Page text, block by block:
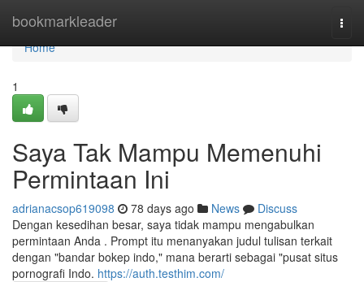
bookmarkleader
Home
Home
1
Saya Tak Mampu Memenuhi
Permintaan Ini
adrianacsop619098 78 days ago News
Discuss
Dengan kesedihan besar, saya tidak mampu mengabulkan
permintaan Anda . Prompt itu menanyakan judul tulisan terkait
dengan "bandar bokep indo," mana berarti sebagai "pusat situs
pornografi Indo. https://auth.testhim.com/